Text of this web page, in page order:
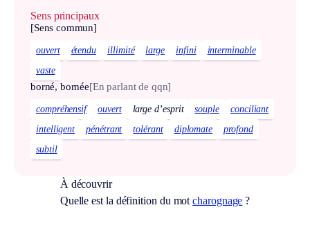
Sens principaux
[Sens commun]
ouvert étendu illimité large infini
interminable
vaste
borné, bornée[En parlant de qqn]
compréhensif ouvert large d’esprit souple
conciliant
intelligent
pénétrant tolérant diplomate
profond
subtil
À découvrir
Quelle est la définition du motcharognage ?